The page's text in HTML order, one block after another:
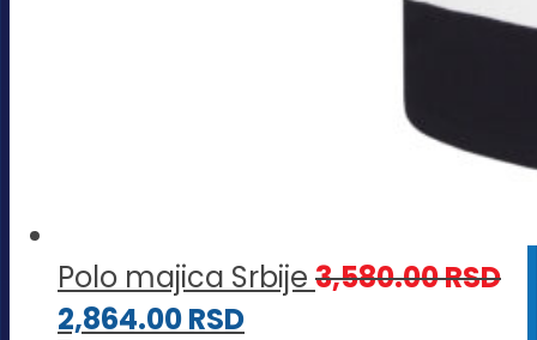
Polo majica Srbije 3,580.00RSD
2,864.00RSD